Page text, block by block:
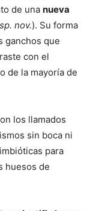
de una nueva
nov.). Su forma
ganchos que
con el
de la mayoría de
los llamados
sin boca ni
para
huesos de